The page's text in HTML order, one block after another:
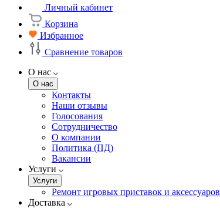
Личный кабинет
Корзина
Избранное
Сравнение товаров
О нас
О нас
Контакты
Наши отзывы
Голосования
Сотрудничество
О компании
Политика (ПД)
Вакансии
Услуги
Услуги
Ремонт игровых приставок и аксессуаров
Доставка